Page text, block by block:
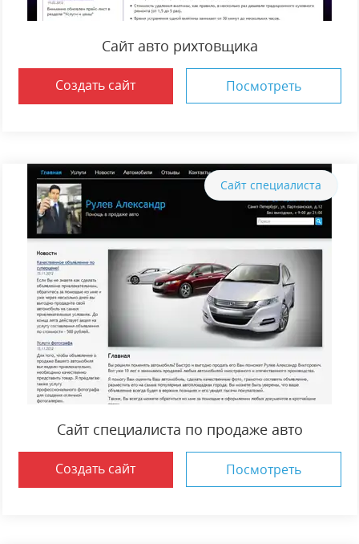
Сайт авто рихтовщика
Создать сайт Посмотреть
Сайт специалиста
Сайт специалиста по продаже авто
Создать сайт Посмотреть